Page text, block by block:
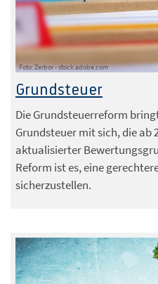
Foto: Zerbor - stock.adobe.com
Grundsteuer
Die Grundsteuerreform
Grundsteuer mit sich, die ab
aktualisierter
Reform ist es, eine
sicherzustellen.